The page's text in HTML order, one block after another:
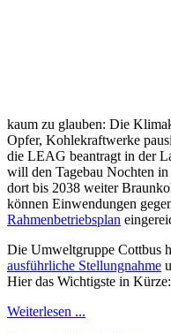
kaum zu glauben: Die
Opfer, Kohlekraftwerke
die LEAG beantragt in der
will den Tagebau Nochten
dort bis 2038 weiter
können Einwendungen
Rahmenbetriebsplan
Die Umweltgruppe Cottbus
ausführliche Stellungnahme
Hier das Wichtigste in Kürze:
Weiterlesen ...